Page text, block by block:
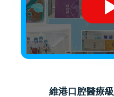
維港口腔醫療